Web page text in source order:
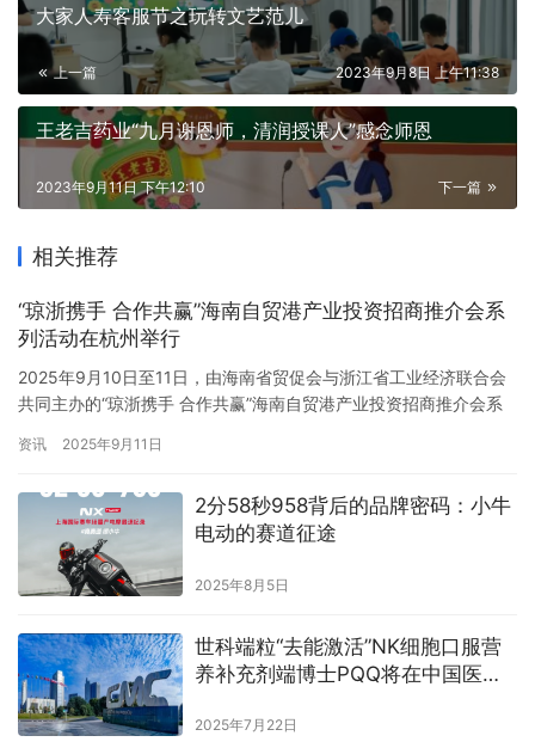
大家人寿客服节之玩转文艺范儿
上一篇 2023年9月8日 上午11:38
王老吉药业“九月谢恩师，清润授课人”感念师恩
下一篇
2023年9月11日 下午12:10
相关推荐
“琼浙携手 合作共赢”海南自贸港产业投资招商推介会系
列活动在杭州举行
2025年9月10日至11日，由海南省贸促会与浙江省工业经济联合会
共同主办的“琼浙携手 合作共赢”海南自贸港产业投资招商推介会系
门关于促进产业转移的意见要求，推动海南与浙江在重点产业链的
键”。 精准对接：经贸交流会搭建合作桥梁。9月10日下午…
资讯 2025年9月11日
2分58秒958背后的品牌密码：小牛
电动的赛道征途
2025年8月5日
世科端粒“去能激活”NK细胞口服营
养补充剂端博士PQQ将在中国医药
2025年7月22日